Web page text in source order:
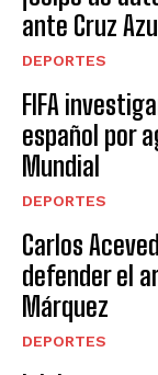
ante Cruz Azul
DEPORTES
FIFA
español por
Mundial
DEPORTES
Carlos
defender el
Márquez
DEPORTES